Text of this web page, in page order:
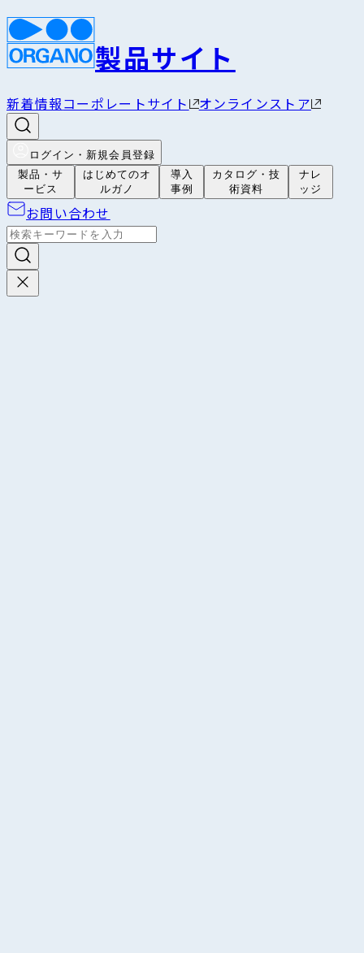
製品サイト
新着情報コーポレートサイト オンラインストア
ログイン・新規会員登録
製品・サ
ービス
はじめてのオ
ルガノ
導入
事例
カタログ・技
術資料
ナレ
ッジ
お問い合わせ